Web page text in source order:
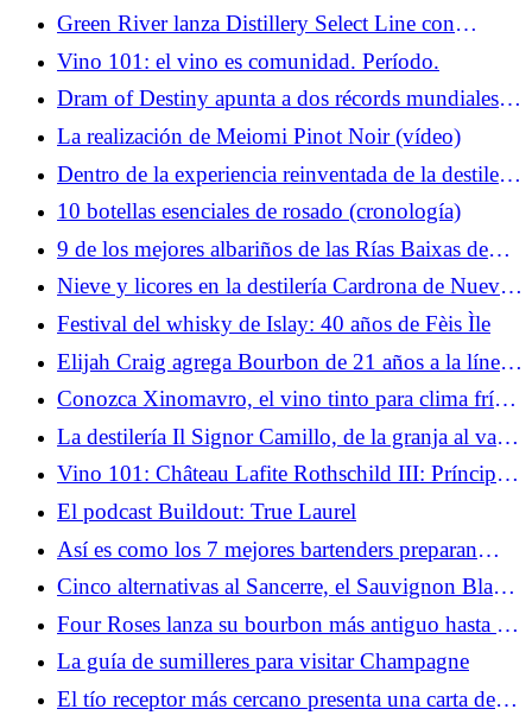
Green River lanza Distillery Select Line con
Toasted Double Oak, su bourbon más antiguo
hasta la fecha
Vino 101: el vino es comunidad. Período.
Dram of Destiny apunta a dos récords mundiales
con el actor James Cosmo a bordo
La realización de Meiomi Pinot Noir (vídeo)
Dentro de la experiencia reinventada de la destilería
de The Dalmore
10 botellas esenciales de rosado (cronología)
9 de los mejores albariños de las Rías Baixas de
España
Nieve y licores en la destilería Cardrona de Nueva
Zelanda
Festival del whisky de Islay: 40 años de Fèis Ìle
Elijah Craig agrega Bourbon de 21 años a la línea
Single Barrel
Conozca Xinomavro, el vino tinto para clima frío
más fresco de Grecia de DOP Amyndeon (ΠΟΠ
Αμύνταιο)
La destilería Il Signor Camillo, de la granja al vaso,
lanza whisky inaugural “completamente italiano”
Vino 101: Château Lafite Rothschild III: Príncipe
de las Vides
El podcast Buildout: True Laurel
Así es como los 7 mejores bartenders preparan
spritzes en casa
Cinco alternativas al Sancerre, el Sauvignon Blanc
del Valle del Loira que está ganando popularidad
(y precio)
Four Roses lanza su bourbon más antiguo hasta el
momento para inaugurar la línea de antología
'Ultra-Premium'
La guía de sumilleres para visitar Champagne
El tío receptor más cercano presenta una carta de